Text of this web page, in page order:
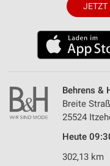
JETZT
Behrens &
Breite
25524
Heute
302,13 km